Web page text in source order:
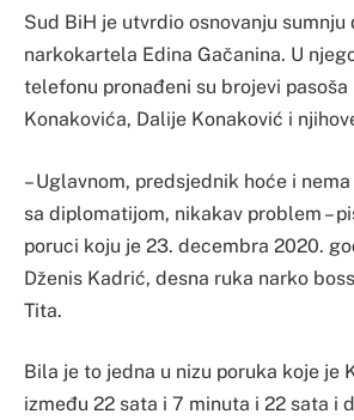
Sud BiH je utvrdio osnovanju
narkokartela Edina Gačanina. U
telefonu pronađeni su brojevi pasoša
Konakovića, Dalije Konaković i
– Uglavnom, predsjednik hoće i
sa diplomatijom, nikakav problem –
poruci koju je 23. decembra 2020.
Dženis Kadrić, desna ruka narko
Tita.
Bila je to jedna u nizu poruka koje je
između 22 sata i 7 minuta i 22 sata i